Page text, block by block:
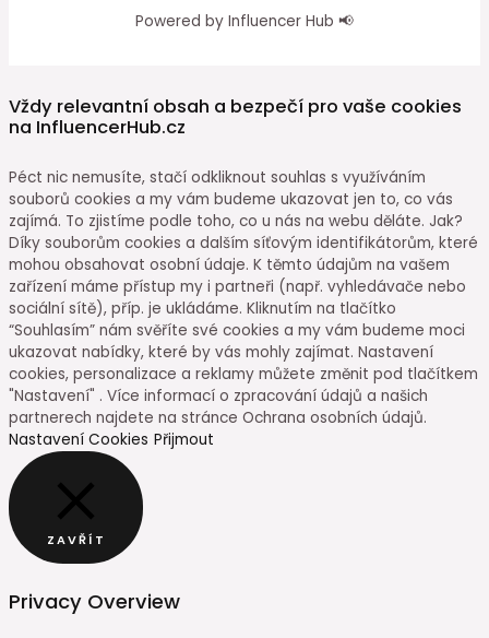
Powered by Influencer Hub 📢
Vždy relevantní obsah a bezpečí pro vaše cookies
na InfluencerHub.cz
Péct nic nemusíte, stačí odkliknout souhlas s využíváním
souborů cookies a my vám budeme ukazovat jen to, co vás
zajímá. To zjistíme podle toho, co u nás na webu děláte. Jak?
Díky souborům cookies a dalším síťovým identifikátorům, které
mohou obsahovat osobní údaje. K těmto údajům na vašem
zařízení máme přístup my i partneři (např. vyhledávače nebo
sociální sítě), příp. je ukládáme. Kliknutím na tlačítko
“Souhlasím” nám svěříte své cookies a my vám budeme moci
ukazovat nabídky, které by vás mohly zajímat. Nastavení
cookies, personalizace a reklamy můžete změnit pod tlačítkem
"Nastavení" . Více informací o zpracování údajů a našich
partnerech najdete na stránce Ochrana osobních údajů.
Nastavení Cookies Přijmout
ZAVŘÍT
Privacy Overview